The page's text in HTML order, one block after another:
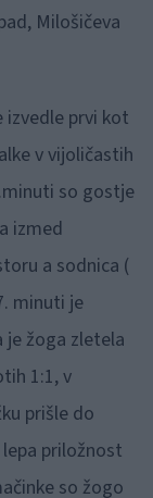
Milošičeva
izvedle prvi kot
v vijoličastih
so gostje
izmed
a sodnica (
minuti je
je žoga zletela
1:1, v
prišle do
priložnost
so žogo